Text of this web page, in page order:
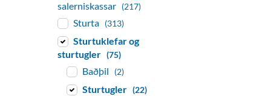
salerniskassar (217)
Sturta (313)
Sturtuklefar og
sturtugler (75)
Baðþil (2)
Sturtugler (22)